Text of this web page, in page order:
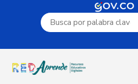
Campo de búsqueda por